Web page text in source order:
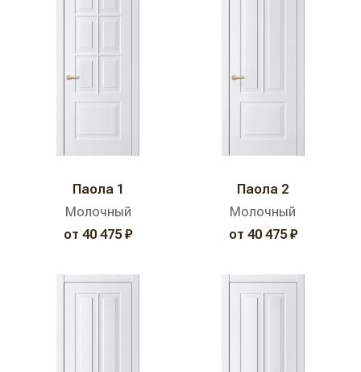
Паола 1
Молочный
от 40 475 ₽
Паола 2
Молочный
от 40 475 ₽